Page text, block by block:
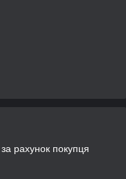
рахунок покупця